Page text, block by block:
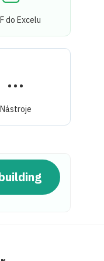
do Excelu
Nástroje